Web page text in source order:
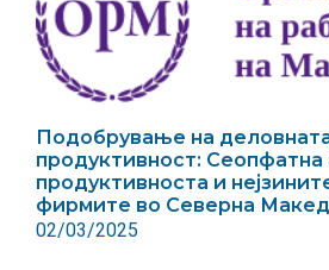
Подобрување на
продуктивност: Сеопфатна
продуктивноста и
фирмите во Северна
02/03/2025